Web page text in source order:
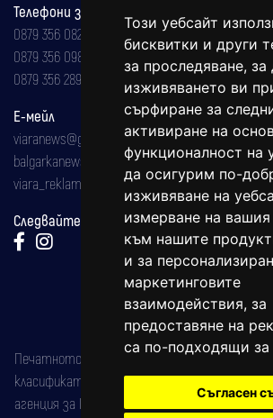
Този уебсайт
бисквитки и други
за проследяване,
изживяването ви
сърфиране за
активиране на
функционалност на
да осигурим по-
изживяване на
измерване на вашия
към нашите
и за
маркетинговите
взаимодействия, за
предоставяне на
са по-подходящи за
Съгласен
Телефони за реклама и абонаменти
0879 356 082
0879 356 098
0879 356 289
Е-мейл
viaranews@gmail.com
balgarkanews@gmail.com
viara_reklama@mail.bg
Следвайте ни:
Печатното издание на вестника е
класификатор на печатните издания
агенция за ISSN) под номер: ISSN 1312-4722.